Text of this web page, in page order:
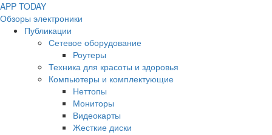
APP TODAY
Обзоры электроники
Публикации
Сетевое оборудование
Роутеры
Техника для красоты и здоровья
Компьютеры и комплектующие
Неттопы
Мониторы
Видеокарты
Жесткие диски